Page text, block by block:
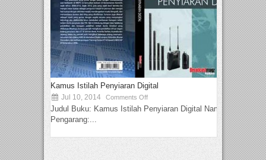
Kamus Istilah Penyiaran Digital
Jul 10, 2014 Comments Off
Judul Buku: Kamus Istilah Penyiaran Digital Nama
Pengarang:...